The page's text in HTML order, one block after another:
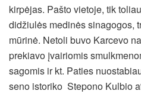
kirpėjas. Pašto vietoje, tik
didžiulės medinės sinagogos,
mūrinė. Netoli buvo Karcevo
prekiavo įvairiomis
sagomis ir kt. Paties
seno istoriko Stepono Kulbio